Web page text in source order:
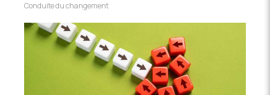
Conduite du changement